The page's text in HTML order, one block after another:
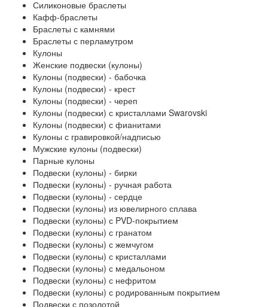
Силиконовые браслеты
Кафф-браслеты
Браслеты с камнями
Браслеты с перламутром
Кулоны
Женские подвески (кулоны)
Кулоны (подвески) - бабочка
Кулоны (подвески) - крест
Кулоны (подвески) - череп
Кулоны (подвески) с кристаллами Swarovski
Кулоны (подвески) с фианитами
Кулоны с гравировкой/надписью
Мужские кулоны (подвески)
Парные кулоны
Подвески (кулоны) - бирки
Подвески (кулоны) - ручная работа
Подвески (кулоны) - сердце
Подвески (кулоны) из ювелирного сплава
Подвески (кулоны) с PVD-покрытием
Подвески (кулоны) с гранатом
Подвески (кулоны) с жемчугом
Подвески (кулоны) с кристаллами
Подвески (кулоны) с медальоном
Подвески (кулоны) с нефритом
Подвески (кулоны) с родированным покрытием
Подвески с позолотой